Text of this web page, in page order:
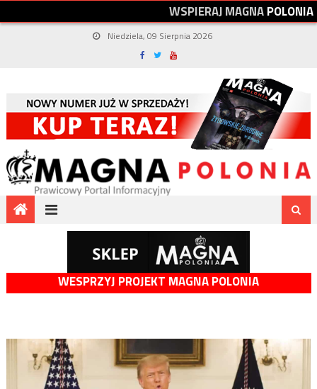
WSPIERAJMAGNAPOLONIA
Niedziela, 09 Sierpnia 2026
WESPRZYJ PROJEKT MAGNA POLONIA